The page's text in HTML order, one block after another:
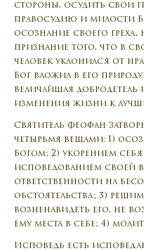
стороны, осудить свои
правосудию и милости
осознание своего
признание того, что в
человек уклонился от
Бог вложил в его
величайшая
изменения жизни к
Святитель Феофан
четырьмя вещами: 1)
Богом; 2) укорением
исповедованием своей
ответственности на
обстоятельства; 3)
возненавидеть его, не
ему места в себе; 4)
Исповедь есть